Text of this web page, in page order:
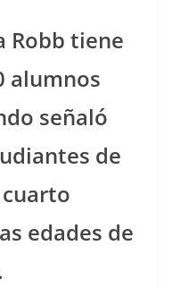
Robb tiene
alumnos
señaló
de
edades de